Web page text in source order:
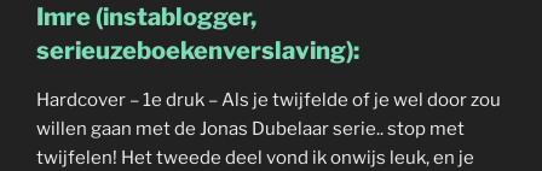
Imre (instablogger,
serieuzeboekenverslaving):
Hardcover – 1e druk – Als je twijfelde of je wel door zou
willen gaan met de Jonas Dubelaar serie.. stop met
twijfelen! Het tweede deel vond ik onwijs leuk, en je